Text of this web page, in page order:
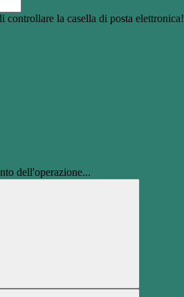
controllare la casella di posta elettronica!
dell'operazione...